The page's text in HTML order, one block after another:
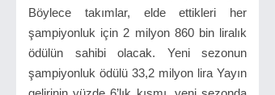
Böylece takımlar, elde ettikleri her
şampiyonluk için 2 milyon 860 bin liralık
ödülün sahibi olacak. Yeni sezonun
şampiyonluk ödülü 33,2 milyon lira Yayın